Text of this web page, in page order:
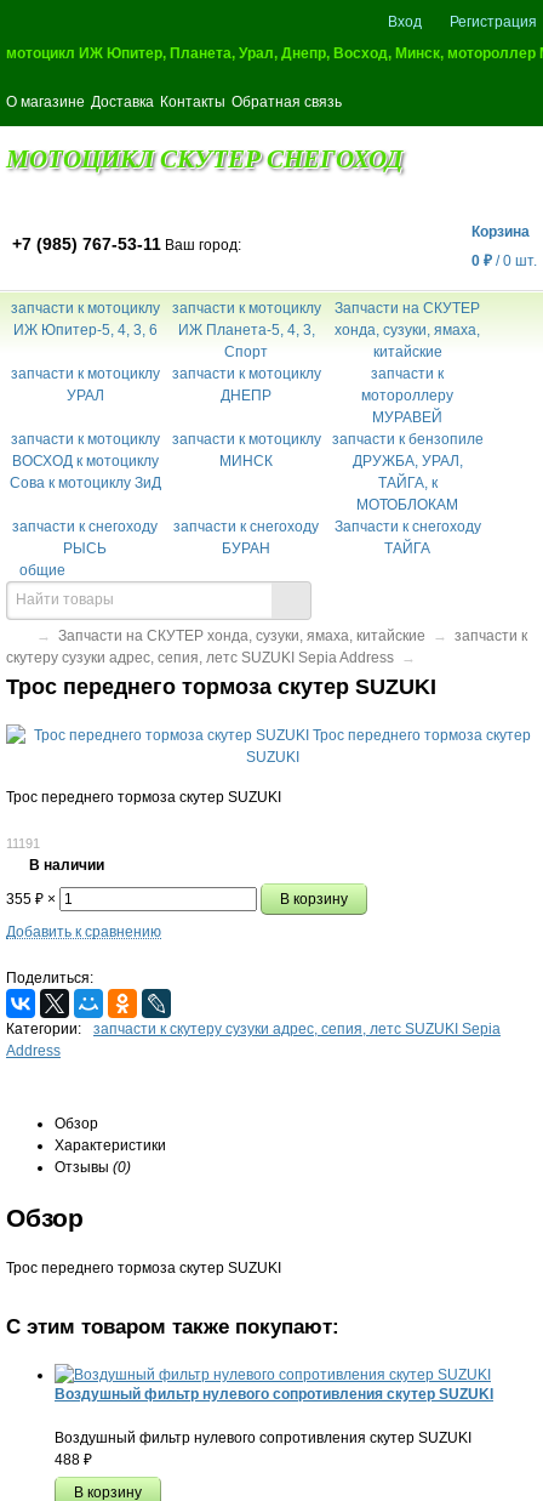
Вход
Регистрация
мотоцикл ИЖ Юпитер, Планета, Урал, Днепр, Восход, Минск,
О магазине Доставка Контакты Обратная связь
МОТОЦИКЛ СКУТЕР СНЕГОХОД
+7 (985) 767-53-11 Ваш город:
Корзина
0 ₽ /0 шт.
запчасти к мотоциклу
ИЖ Юпитер-5, 4, 3, 6
запчасти к мотоциклу
ИЖ Планета-5, 4, 3,
Спорт
Запчасти на СКУТЕР
хонда, сузуки, ямаха,
китайские
запчасти к мотоциклу
УРАЛ
запчасти к мотоциклу
ДНЕПР
запчасти к
мотороллеру
МУРАВЕЙ
запчасти к мотоциклу
ВОСХОД к мотоциклу
Сова к мотоциклу ЗиД
запчасти к мотоциклу
МИНСК
запчасти к бензопиле
ДРУЖБА, УРАЛ,
ТАЙГА, к
МОТОБЛОКАМ
запчасти к снегоходу
РЫСЬ
запчасти к снегоходу
БУРАН
Запчасти к снегоходу
ТАЙГА
общие
→ Запчасти на СКУТЕР хонда, сузуки, ямаха, китайские →
запчасти к
скутеру сузуки адрес, сепия, летс SUZUKI Sepia Address →
Трос переднего тормоза скутер SUZUKI
Трос переднего тормоза скутер SUZUKI
11191
В наличии
355 ₽ ×
Добавить к сравнению
Поделиться:
Категории:
запчасти к скутеру сузуки адрес, сепия, летс SUZUKI Sepia
Address
Обзор
Характеристики
Отзывы (0)
Обзор
Трос переднего тормоза скутер SUZUKI
С этим товаром также покупают:
Воздушный фильтр нулевого сопротивления скутер SUZUKI
Воздушный фильтр нулевого сопротивления скутер SUZUKI
488 ₽